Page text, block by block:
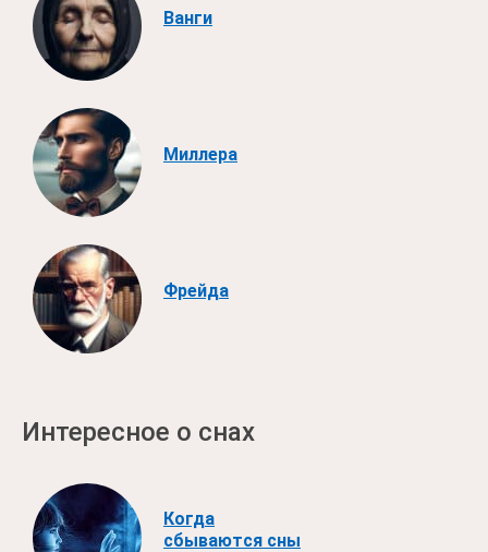
Ванги
Миллера
Фрейда
Интересное о снах
Когда
сбываются сны